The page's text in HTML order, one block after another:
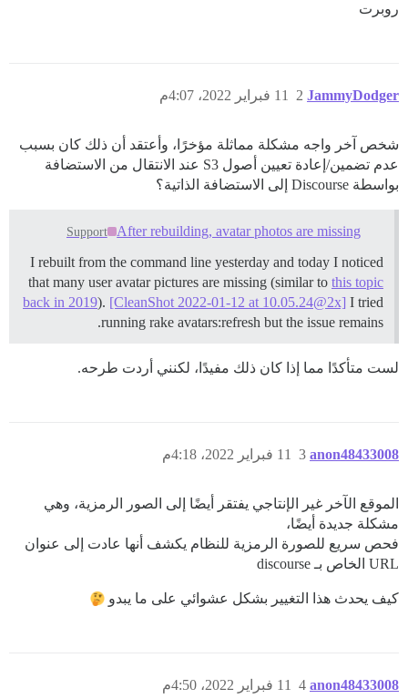
روبرت
JammyDodger 11 فبراير 2022، 4:07م 2
شخص آخر واجه مشكلة مماثلة مؤخرًا، وأعتقد أن ذلك كان بسبب
عدم تضمين/إعادة تعيين أصول S3 عند الانتقال من الاستضافة
بواسطة Discourse إلى الاستضافة الذاتية؟
After rebuilding, avatar photos are missing
Support
I rebuilt from the command line yesterday and today I noticed
that many user avatar pictures are missing (similar to this topic
back in 2019). [CleanShot 2022-01-12 at 10.05.24@2x] I tried
running rake avatars:refresh but the issue remains.
لست متأكدًا مما إذا كان ذلك مفيدًا، لكنني أردت طرحه.
anon48433008 11 فبراير 2022، 4:18م 3
الموقع الآخر غير الإنتاجي يفتقر أيضًا إلى الصور الرمزية، وهي
مشكلة جديدة أيضًا،
فحص سريع للصورة الرمزية للنظام يكشف أنها عادت إلى عنوان
URL الخاص بـ discourse
كيف يحدث هذا التغيير بشكل عشوائي على ما يبدو
anon48433008 11 فبراير 2022، 4:50م 4